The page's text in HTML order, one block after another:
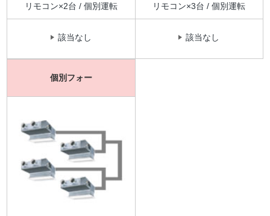
リモコン×2台 / 個別運転
該当なし
リモコン×3台 / 個別運転
該当なし
個別フォー